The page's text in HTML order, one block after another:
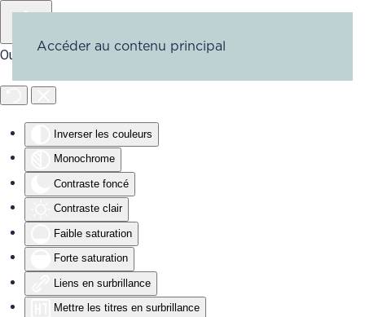
Outils d'accessibilité
Inverser les couleurs
Monochrome
Contraste foncé
Contraste clair
Faible saturation
Forte saturation
Liens en surbrillance
Mettre les titres en surbrillance
Accéder au contenu principal